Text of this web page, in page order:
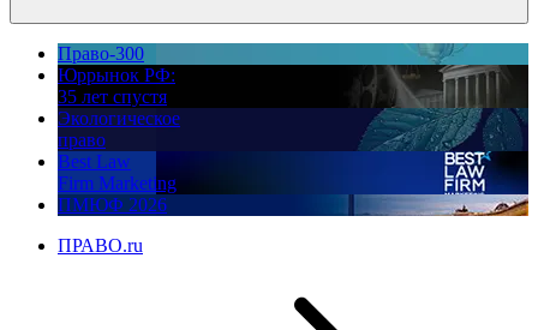
Право-300
Юррынок РФ:
35 лет спустя
Экологическое
право
Best Law
Firm Marketing
ПМЮФ 2026
ПРАВО.ru